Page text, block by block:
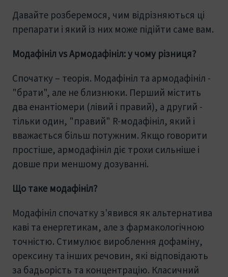
Давайте розберемося, чим відрізняються ці
препарати і який із них може підійти саме вам.
Модафініл vs Армодафініл: у чому різниця?
Спочатку – теорія. Модафініл та армодафініл -
"брати", але не близнюки. Перший містить
два енантіомери (лівий і правий), а другий -
тільки один, "правий" R-модафініл, який і
вважається більш потужним. Якщо говорити
простіше, армодафініл діє трохи сильніше і
довше при меншому дозуванні.
Що таке модафініл?
Модафініл спочатку з'явився як альтернатива
каві та енергетикам, але з фармакологічною
точністю. Стимулює вироблення дофаміну,
орексину та інших речовин, які відповідають
за бадьорість та концентрацію. Класичний